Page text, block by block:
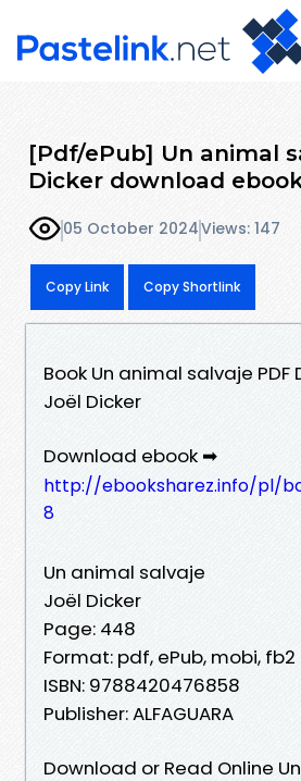
[Pdf/ePub] Un animal
Dicker download
05 October 2024Views: 147
Copy Link Copy Shortlink
Book Un animal salvaje
Joël Dicker
Download ebook ➡
http://ebooksharez.info/pl/
8
Un animal salvaje
Joël Dicker
Page: 448
Format: pdf, ePub, mobi, fb2
ISBN: 9788420476858
Publisher: ALFAGUARA
Download or Read Online